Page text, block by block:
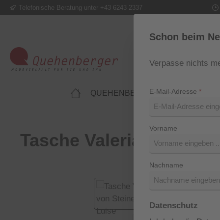
Hauptinhalt springen
Zur Suche springen
Zur Hauptnavigation springen
Telefonische Beratung unter +43 6243 2337
QUEHENBERGER LIFESTYLE
Tasche Valeria von
Bildergalerie überspringen
Schon beim
Verpasse nichts
E-Mail-Adresse *
Vorname
Nachname
Datenschutz